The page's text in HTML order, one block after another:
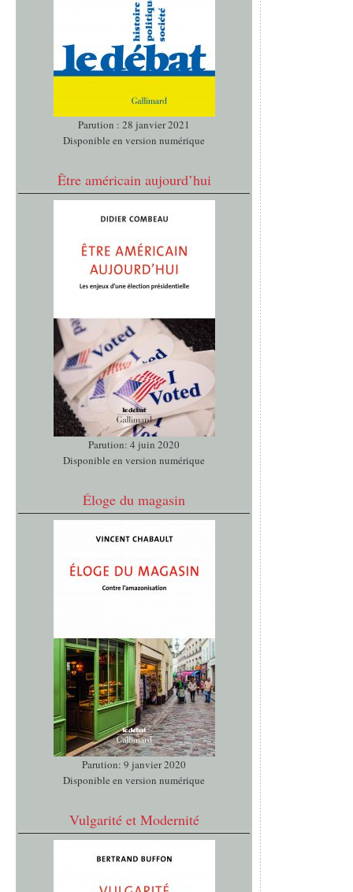
Parution : 28 janvier 2021
Disponible en version numérique
Être américain aujourd’hui
Parution: 4 juin 2020
Disponible en version numérique
Éloge du magasin
Parution: 9 janvier 2020
Disponible en version numérique
Vulgarité et Modernité